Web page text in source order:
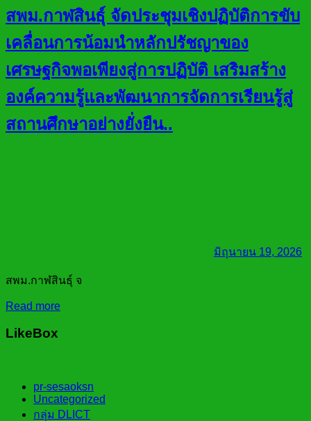
สพม.กาฬสินธุ์ จัดประชุมเชิงปฏิบัติการขับ
เคลื่อนการน้อมนำหลักปรัชญาของ
เศรษฐกิจพอเพียงสู่การปฏิบัติ เสริมสร้าง
องค์ความรู้และพัฒนาการจัดการเรียนรู้สู่
สถานศึกษาอย่างยั่งยืน..
มิถุนายน 19, 2026
สพม.กาฬสินธุ์ จ
Read more
LikeBox
pr-sesaoksn
Uncategorized
กลุ่ม DLICT